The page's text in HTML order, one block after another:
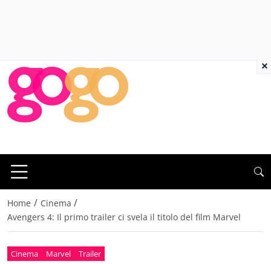
Home / Cinema /
Avengers 4: Il primo trailer ci svela il titolo del film Marvel
Cinema Marvel Trailer
×